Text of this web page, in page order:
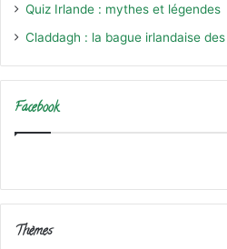
Quiz Irlande : mythes et légendes
Claddagh : la bague irlandaise
Facebook
Thèmes